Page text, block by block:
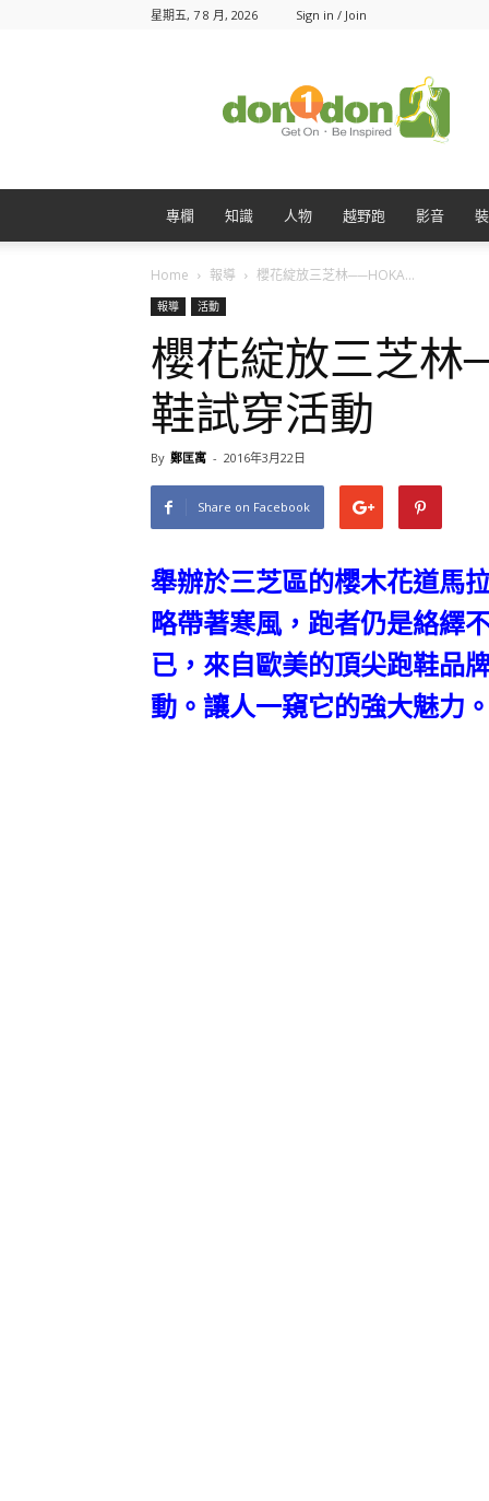
星期五, 7 8 月, 2026 Sign in / Join
專欄 知識 人物 越野跑 影音
Home 報導 櫻花綻放三芝林──HOKA...
報導 活動
櫻花綻放三芝林
鞋試穿活動
By 鄭匡寓 - 2016年3月22日
Share on Facebook
舉辦於三芝區的櫻木花道馬
略帶著寒風，跑者仍是絡繹
已，來自歐美的頂尖跑鞋品
動。讓人一窺它的強大魅力